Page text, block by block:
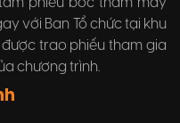
phiếu bốc thăm may
với Ban Tổ chức tại khu
trao phiếu tham gia
chương trình.